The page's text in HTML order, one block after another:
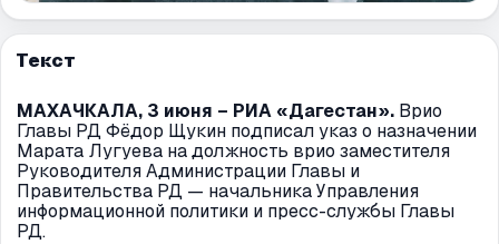
Текст
МАХАЧКАЛА, 3 июня – РИА «Дагестан». Врио
Главы РД Фёдор Щукин подписал указ о назначении
Марата Лугуева на должность врио заместителя
Руководителя Администрации Главы и
Правительства РД — начальника Управления
информационной политики и пресс-службы Главы
РД.